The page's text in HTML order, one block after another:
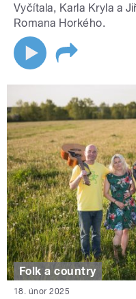
Vyčítala, Karla Kryla a
Romana Horkého.
Folk a country
18. únor 2025